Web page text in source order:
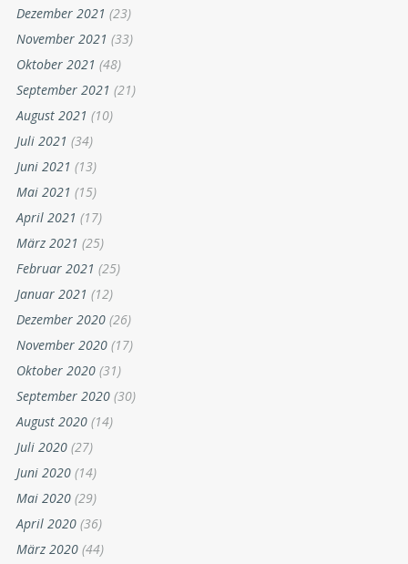
Dezember 2021 (23)
November 2021 (33)
Oktober 2021 (48)
September 2021 (21)
August 2021 (10)
Juli 2021 (34)
Juni 2021 (13)
Mai 2021 (15)
April 2021 (17)
März 2021 (25)
Februar 2021 (25)
Januar 2021 (12)
Dezember 2020 (26)
November 2020 (17)
Oktober 2020 (31)
September 2020 (30)
August 2020 (14)
Juli 2020 (27)
Juni 2020 (14)
Mai 2020 (29)
April 2020 (36)
März 2020 (44)